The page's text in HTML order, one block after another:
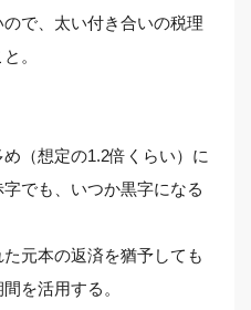
で、太い付き合いの税理
。
（想定の1.2倍くらい）に
でも、いつか黒字になる
元本の返済を猶予しても
を活用する。